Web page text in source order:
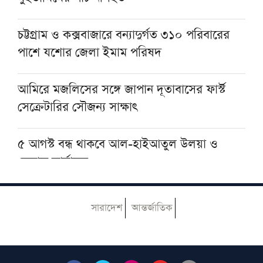
পাকিস্তান-সৌদি ও তুরস্কের প্রতিরক্ষা চুক্তিকে স্বাগত
জানালেন মুফতি তাকি উসমানী
চট্টগ্রাম ও কক্সবাজারে বন্যাদুর্গত ৩১০ পরিবারের
পাশে যশোর জেলা ইমাম পরিষদ
আমিরে মজলিসের সঙ্গে জাপান দূতাবাসের ফার্স্ট
সেক্রেটারির সৌজন্য সাক্ষাৎ
৫ আগস্ট বন্ধ থাকবে আল-হাইআতুল উলয়া ও
বেফাক কার্যালয়
হেজবুত তাওহীদ কেন ভ্রান্ত, কী তাদের আকিদা
সারাদেশ আন্তর্জাতিক